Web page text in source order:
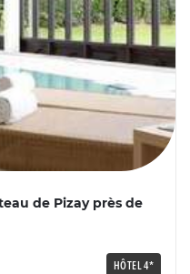
de Pizay près de
HÔTEL 4*